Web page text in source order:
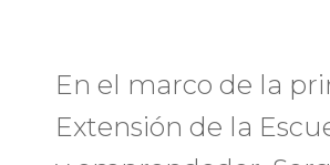
En el marco de la
Extensión de la